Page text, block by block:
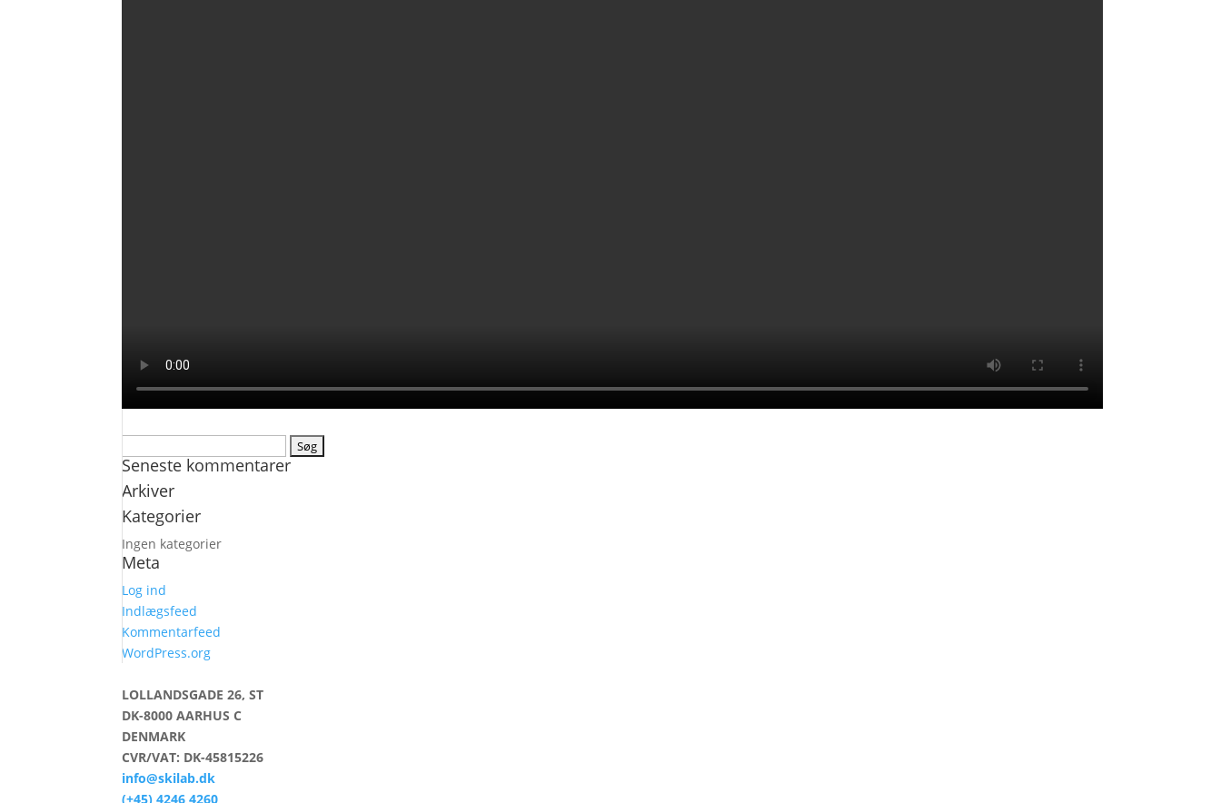
efter:
Seneste kommentarer
Arkiver
Kategorier
Ingen kategorier
Meta
Log ind
Indlægsfeed
Kommentarfeed
WordPress.org
LOLLANDSGADE 26, ST
DK-8000 AARHUS C
DENMARK
CVR/VAT: DK-45815226
info@skilab.dk
(+45) 4246 4260